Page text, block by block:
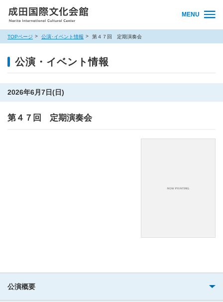
MENU
TOPページ 公演･イベント情報 第４７回 定期演奏会
公演・イベント情報
2026年6月7日(日)
第４７回 定期演奏会
公演概要